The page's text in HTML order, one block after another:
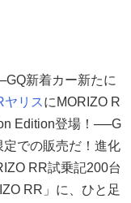
新着カー新たに
ヤリス にMORIZO R
Edition登場！──G
での販売だ！進化
RR試乗記200台
RR」に、ひと足